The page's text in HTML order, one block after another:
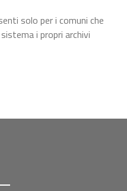
solo per i comuni che
i propri archivi